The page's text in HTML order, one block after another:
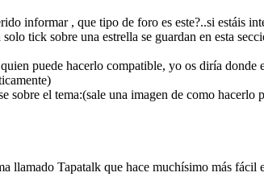
informar , que tipo de foro es este?..si estáis
tick sobre una estrella se guardan en esta
puede hacerlo compatible, yo os diría
el tema:(sale una imagen de como hacerlo
Tapatalk que hace muchísimo más